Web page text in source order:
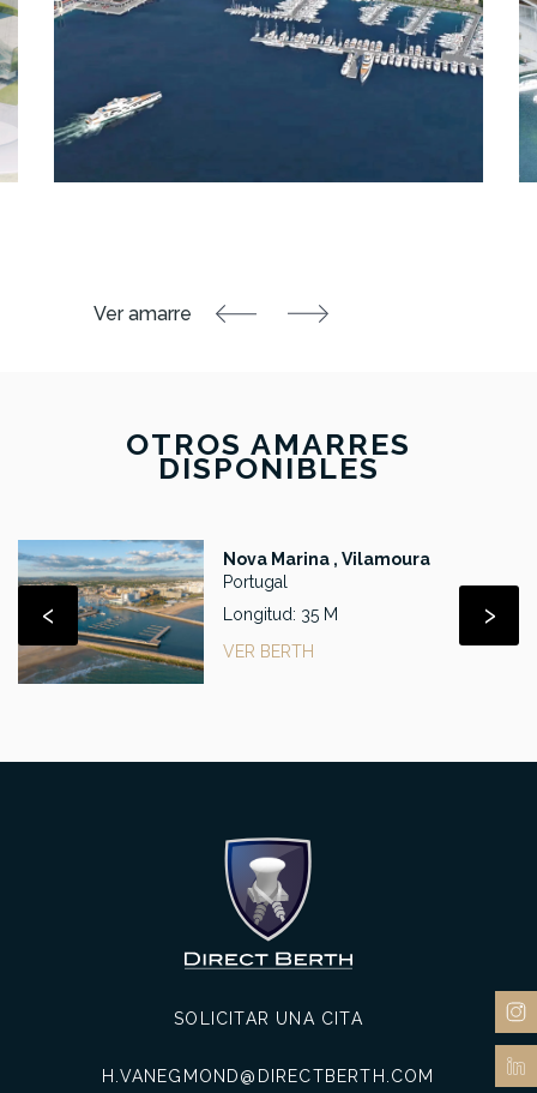
OTROS AMARRES
DISPONIBLES
Nova Marina , Vilamoura
Portugal
Longitud: 35 M
VER BERTH
‹ ›
SOLICITAR UNA CITA
H.VANEGMOND@DIRECTBERTH.COM